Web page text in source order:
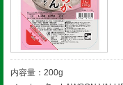
内容量：200g